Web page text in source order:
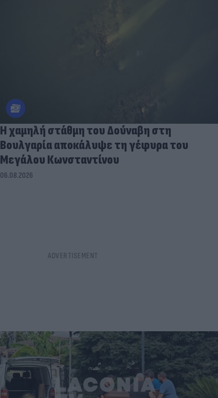
Η χαμηλή στάθμη του Δούναβη στη
Βουλγαρία αποκάλυψε τη γέφυρα του
Μεγάλου Κωνσταντίνου
06.08.2026